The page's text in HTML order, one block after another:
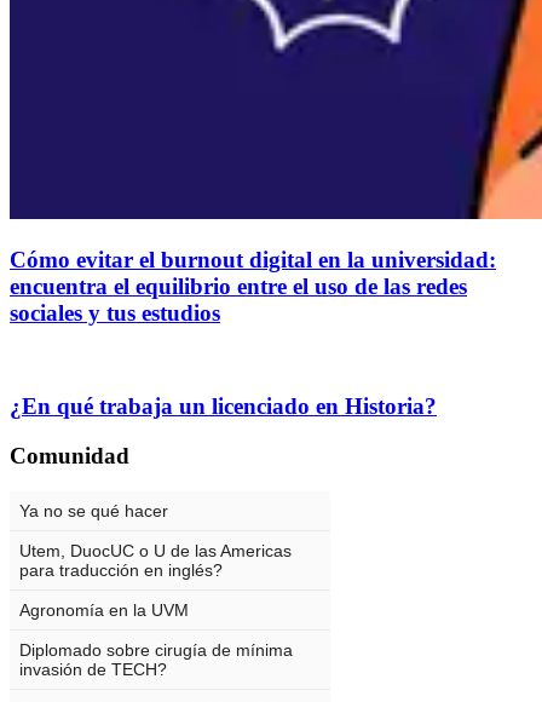
Cómo evitar el burnout digital en la universidad:
encuentra el equilibrio entre el uso de las redes
sociales y tus estudios
¿En qué trabaja un licenciado en Historia?
Comunidad